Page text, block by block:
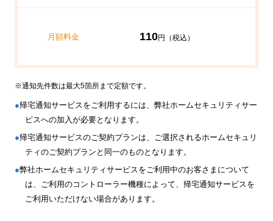
月額料金 110円（税込）
※通知先件数は最大5箇所まで定額です。
●帰宅通知サービスをご利用するには、弊社ホームセキュリティサー
ビスへの加入が必要となります。
●帰宅通知サービスのご契約プランは、ご選択されるホームセキュリ
ティのご契約プランと同一のものとなります。
●弊社ホームセキュリティサービスをご利用中のお客さまについて
は、ご利用のコントローラー機種によって、帰宅通知サービスを
ご利用いただけない場合があります。